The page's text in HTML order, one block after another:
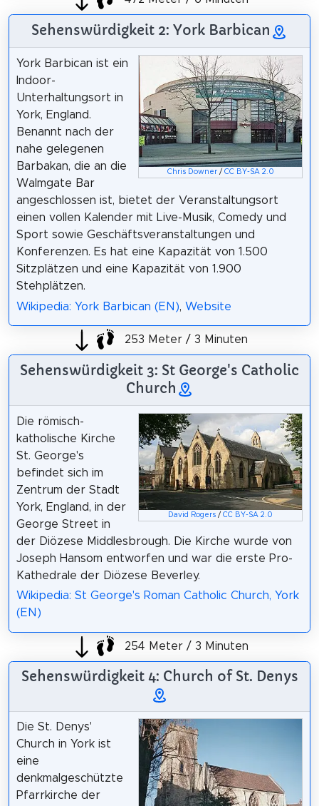
Sehenswürdigkeit 2: York Barbican
Chris Downer/ CC BY-SA 2.0
York Barbican ist ein
Indoor-
Unterhaltungsort in
York, England.
Benannt nach der
nahe gelegenen
Barbakan, die an die
Walmgate Bar
angeschlossen ist, bietet der Veranstaltungsort
einen vollen Kalender mit Live-Musik, Comedy und
Sport sowie Geschäftsveranstaltungen und
Konferenzen. Es hat eine Kapazität von 1.500
Sitzplätzen und eine Kapazität von 1.900
Stehplätzen.
Wikipedia: York Barbican (EN), Website
253 Meter / 3 Minuten
Sehenswürdigkeit 3: St George's Catholic
Church
David Rogers /CC BY-SA 2.0
Die römisch-
katholische Kirche
St. George's
befindet sich im
Zentrum der Stadt
York, England, in der
George Street in
der Diözese Middlesbrough. Die Kirche wurde von
Joseph Hansom entworfen und war die erste Pro-
Kathedrale der Diözese Beverley.
Wikipedia: St George's Roman Catholic Church, York
(EN)
254 Meter / 3 Minuten
Sehenswürdigkeit 4: Church of St. Denys
Die St. Denys'
Church in York ist
eine
denkmalgeschützte
Pfarrkirche der